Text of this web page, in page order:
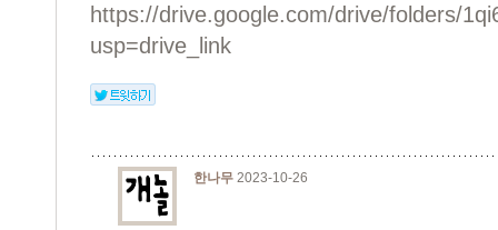
https://drive.google.com/drive/folders/
usp=drive_link
한나무 2023-10-26